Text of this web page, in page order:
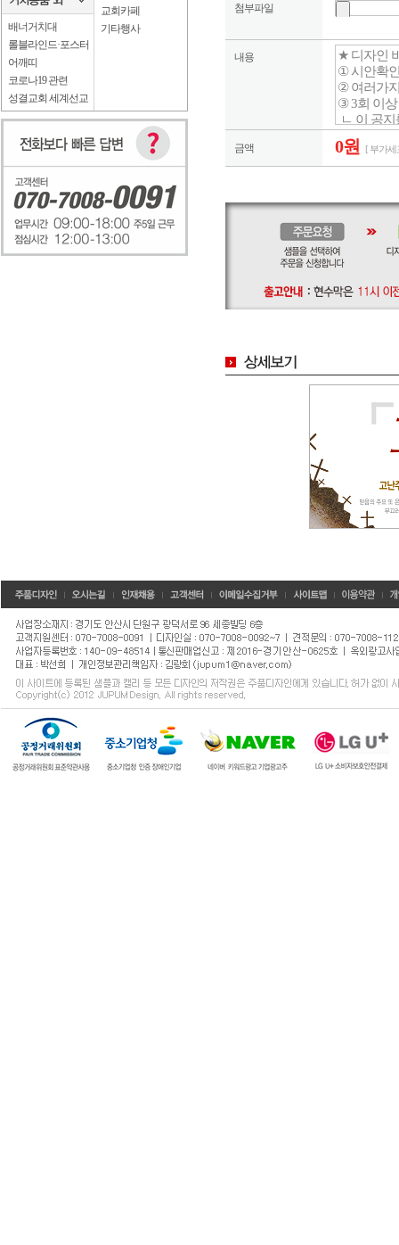
배너거치대
롤블라인드·포스터
어깨띠
코로나19 관련
성결교회 세계선교
교회카페
기타행사
첨부파일
내용
금액 0원 [ 부가세